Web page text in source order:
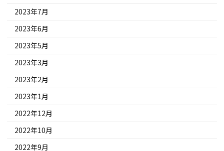
2023年7月
2023年6月
2023年5月
2023年3月
2023年2月
2023年1月
2022年12月
2022年10月
2022年9月